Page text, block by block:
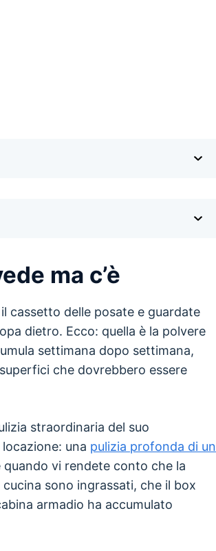
ma c’è
cassetto delle posate e guardate
dietro. Ecco: quella è la polvere
settimana dopo settimana,
che dovrebbero essere
straordinaria del suo
una pulizia profonda di un
quando vi rendete conto che la
sono ingrassati, che il box
armadio ha accumulato